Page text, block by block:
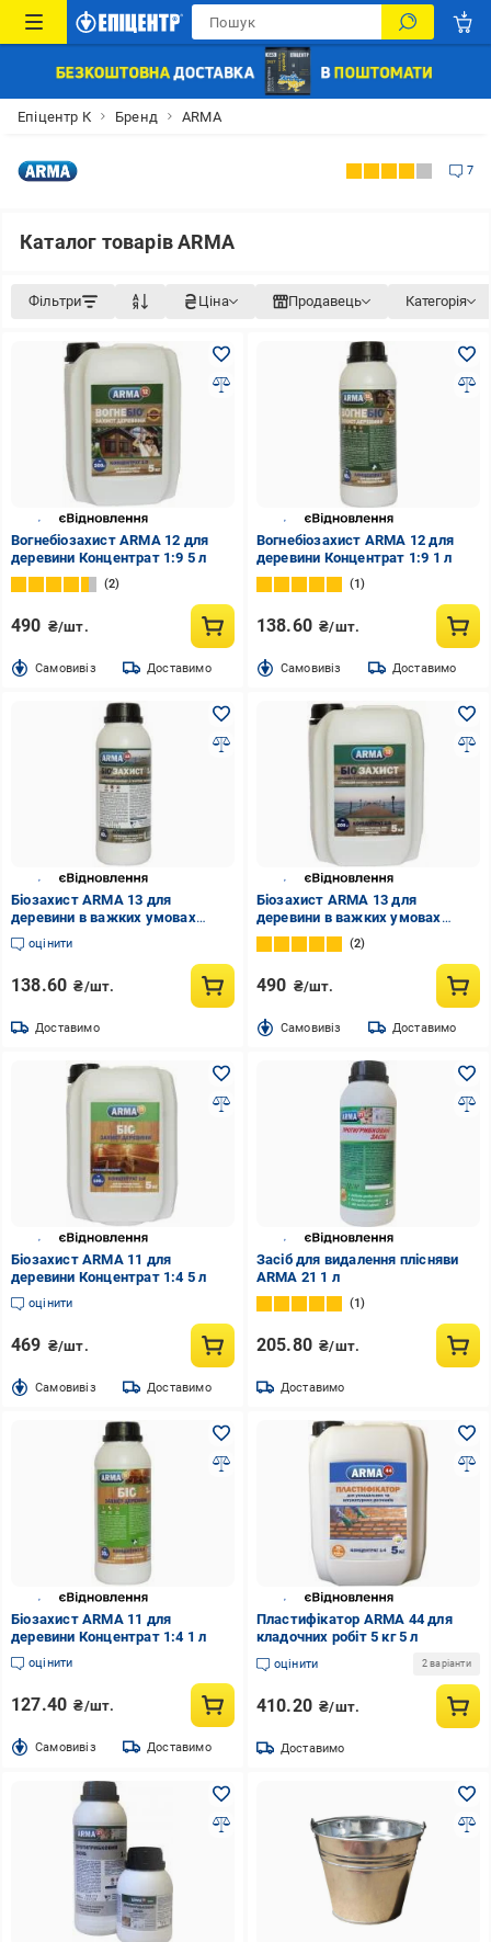
Епіцентр К Бренд ARMA
7
Каталог товарів ARMA
Фільтри Ціна Продавець Категорія
Вогнебіозахист ARMA 12 для
деревини Концентрат 1:9 5 л
2
490 ₴/шт.
Cамовивіз Доставимо
Вогнебіозахист ARMA 12 для
деревини Концентрат 1:9 1 л
1
138.60 ₴/шт.
Cамовивіз Доставимо
Біозахист ARMA 13 для
деревини в важких умовах
експлуатації 1 л
оцінити
138.60 ₴/шт.
Доставимо
Біозахист ARMA 13 для
деревини в важких умовах
експлуатації 5 л
2
490 ₴/шт.
Cамовивіз Доставимо
Біозахист ARMA 11 для
деревини Концентрат 1:4 5 л
оцінити
469 ₴/шт.
Cамовивіз Доставимо
Засіб для видалення плісняви
ARMA 21 1 л
1
205.80 ₴/шт.
Доставимо
Біозахист ARMA 11 для
деревини Концентрат 1:4 1 л
оцінити
127.40 ₴/шт.
Cамовивіз Доставимо
Пластифікатор ARMA 44 для
кладочних робіт 5 кг 5 л
оцінити 2 варіанти
410.20 ₴/шт.
Доставимо